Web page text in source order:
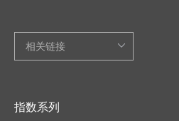
指数系列